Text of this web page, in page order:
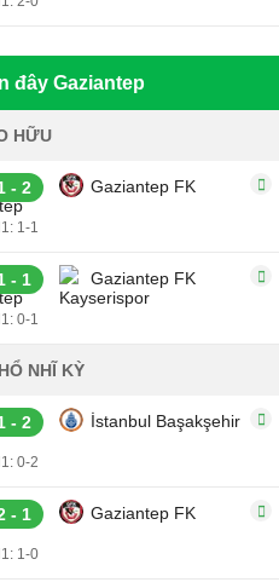
đây Gaziantep
HỮU
- 2 Gaziantep FK
1-1
- 1 Gaziantep FK
0-1
NHĨ KỲ
- 2 İstanbul Başakşehir
0-2
- 1 Gaziantep FK
1-0